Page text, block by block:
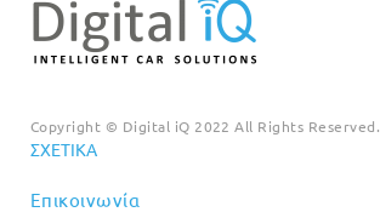
Copyright © Digital iQ 2022 All Rights Reserved.
ΣΧΕΤΙΚΆ
Επικοινωνία